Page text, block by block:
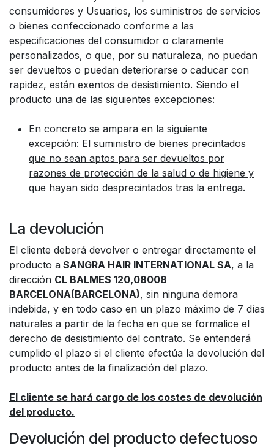
consumidores y Usuarios, los suministros de servicios
o bienes confeccionado conforme a las
especificaciones del consumidor o claramente
personalizados, o que, por su naturaleza, no puedan
ser devueltos o puedan deteriorarse o caducar con
rapidez, están exentos de desistimiento. Siendo el
producto una de las siguientes excepciones:
En concreto se ampara en la siguiente
excepción: El suministro de bienes precintados
que no sean aptos para ser devueltos por
razones de protección de la salud o de higiene y
que hayan sido desprecintados tras la entrega.
La devolución
El cliente deberá devolver o entregar directamente el
producto a SANGRA HAIR INTERNATIONAL SA, a la
dirección CL BALMES 120,08008
BARCELONA(BARCELONA), sin ninguna demora
indebida, y en todo caso en un plazo máximo de 7 días
naturales a partir de la fecha en que se formalice el
derecho de desistimiento del contrato. Se entenderá
cumplido el plazo si el cliente efectúa la devolución del
producto antes de la finalización del plazo.
El cliente se hará cargo de los costes de devolución
del producto.
Devolución del producto defectuoso